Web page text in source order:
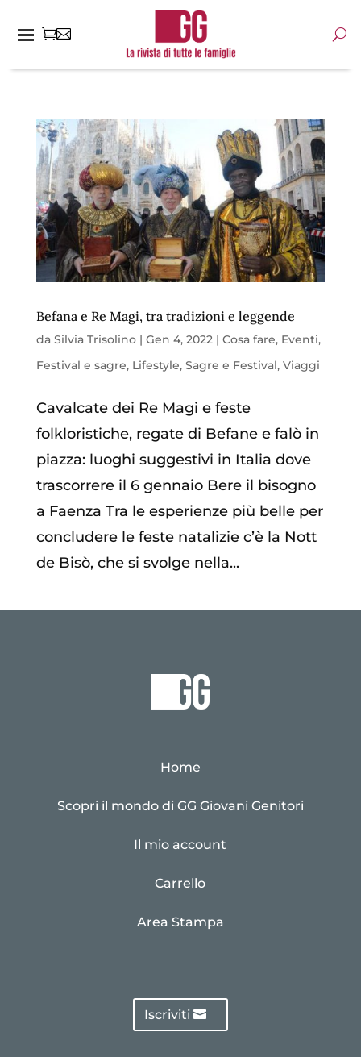
Befana e Re Magi, tra tradizioni e leggende
da Silvia Trisolino| Gen 4, 2022 | Cosa fare, Eventi,
Festival e sagre, Lifestyle, Sagre e Festival, Viaggi
Cavalcate dei Re Magi e feste
folkloristiche, regate di Befane e falò in
piazza: luoghi suggestivi in Italia dove
trascorrere il 6 gennaio Bere il bisogno
a Faenza Tra le esperienze più belle per
concludere le feste natalizie c’è la Nott
de Bisò, che si svolge nella...
Home
Scopri il mondo di GG Giovani Genitori
Il mio account
Carrello
Area Stampa
Iscriviti